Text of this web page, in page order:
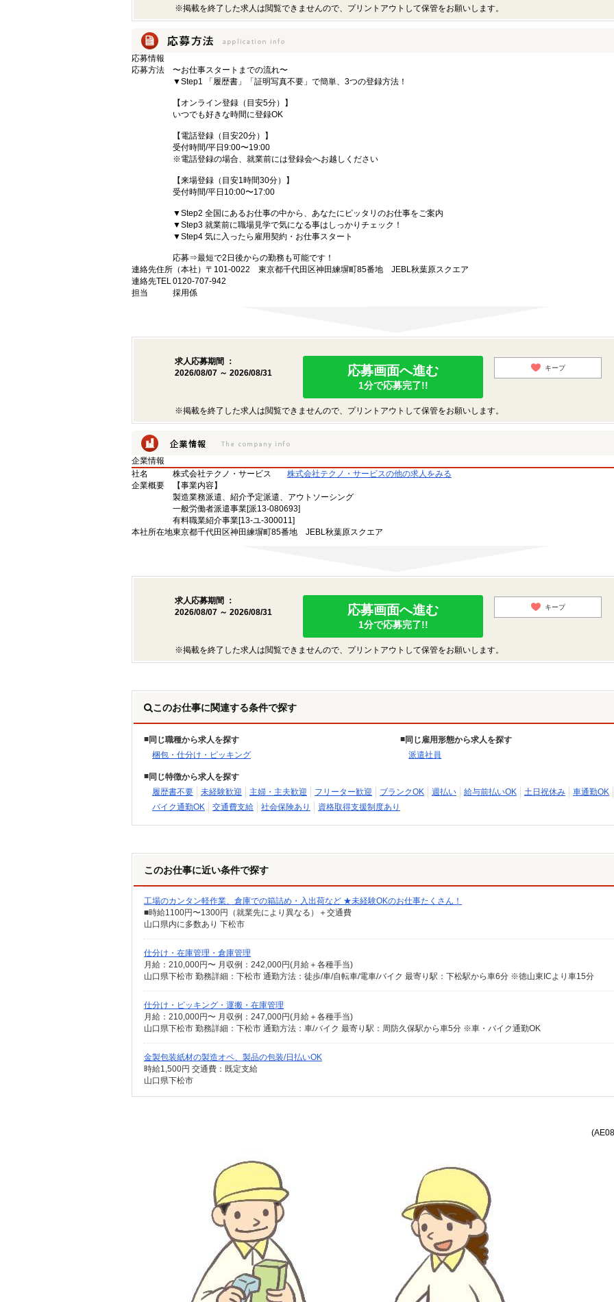
※掲載を終了した求人は閲覧できませんので、プリントアウトして保管をお願いします。
応募情報
応募方法
〜お仕事スタートまでの流れ〜
▼Step1 「履歴書」「証明写真不要」で簡単、3つの登録方法！
【オンライン登録（目安5分）】
いつでも好きな時間に登録OK
【電話登録（目安20分）】
受付時間/平日9:00〜19:00
※電話登録の場合、就業前には登録会へお越しください
【来場登録（目安1時間30分）】
受付時間/平日10:00〜17:00
▼Step2 全国にあるお仕事の中から、あなたにピッタリのお仕事をご案内
▼Step3 就業前に職場見学で気になる事はしっかりチェック！
▼Step4 気に入ったら雇用契約・お仕事スタート
応募⇒最短で2日後からの勤務も可能です！
連絡先住所 （本社）〒101-0022 東京都千代田区神田練塀町85番地 JEBL秋葉原スクエア
連絡先TEL0120-707-942
担当
採用係
求人応募期間 ：
2026/08/07 ～ 2026/08/31
応募画面へ進む
1分で応募完了!!
キープ
※掲載を終了した求人は閲覧できませんので、プリントアウトして保管をお願いします。
企業情報
社名
株式会社テクノ・サービス
株式会社テクノ・サービスの他の求人をみる
企業概要
【事業内容】
製造業務派遣、紹介予定派遣、アウトソーシング
一般労働者派遣事業[派13-080693]
有料職業紹介事業[13-ユ-300011]
本社所在地東京都千代田区神田練塀町85番地 JEBL秋葉原スクエア
求人応募期間 ：
2026/08/07 ～ 2026/08/31
応募画面へ進む
1分で応募完了!!
キープ
※掲載を終了した求人は閲覧できませんので、プリントアウトして保管をお願いします。
このお仕事に関連する条件で探す
同じ職種から求人を探す
梱包・仕分け・ピッキング
同じ雇用形態から求人を探す
派遣社員
同じ特徴から求人を探す
履歴書不要
未経験歓迎 主婦・主夫歓迎 フリーター歓迎 ブランクOK 週払い 給与前払いOK 土日祝休み
車通勤OK
バイク通勤OK
交通費支給 社会保険あり 資格取得支援制度あり
このお仕事に近い条件で探す
工場のカンタン軽作業、倉庫での箱詰め・入出荷など ★未経験OKのお仕事たくさん！
■時給1100円〜1300円（就業先により異なる）＋交通費
山口県内に多数あり 下松市
仕分け・在庫管理・倉庫管理
月給：210,000円〜 月収例：242,000円(月給＋各種手当)
山口県下松市 勤務詳細：下松市 通勤方法：徒歩/車/自転車/電車/バイク 最寄り駅：下松駅から車6分 ※徳山東ICより車15分
仕分け・ピッキング・運搬・在庫管理
月給：210,000円〜 月収例：247,000円(月給＋各種手当)
山口県下松市 勤務詳細：下松市 通勤方法：車/バイク 最寄り駅：周防久保駅から車5分 ※車・バイク通勤OK
金製包装紙材の製造オペ、製品の包装/日払いOK
時給1,500円 交通費：既定支給
山口県下松市